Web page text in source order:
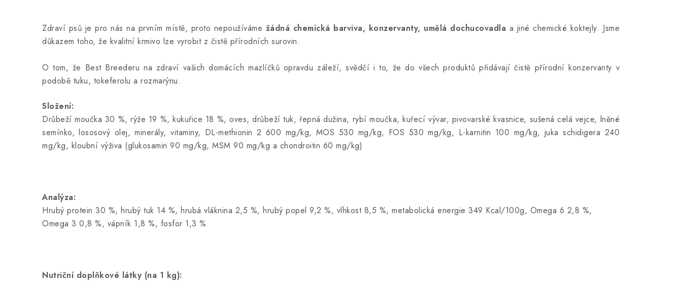
Zdraví psů je pro nás na prvním místě, proto nepoužíváme žádná chemická barviva, konzervanty, umělá dochucovadla a jiné chemické koktejly. Jsme
důkazem toho, že kvalitní krmivo lze vyrobit z čistě přírodních surovin.
O tom, že Best Breederu na zdraví vašich domácích mazlíčků opravdu záleží, svědčí i to, že do všech produktů přidávají čistě přírodní konzervanty v
podobě tuku, tokeferolu a rozmarýnu.
Složení:
Drůbeží moučka 30 %, rýže 19 %, kukuřice 18 %, oves, drůbeží tuk, řepná dužina, rybí moučka, kuřecí vývar, pivovarské kvasnice, sušená celá vejce, lněné
semínko, lososový olej, minerály, vitaminy, DL-methionin 2 600 mg/kg, MOS 530 mg/kg, FOS 530 mg/kg, L-karnitin 100 mg/kg, juka schidigera 240
mg/kg, kloubní výživa (glukosamin 90 mg/kg, MSM 90 mg/kg a chondroitin 60 mg/kg)
Analýza:
Hrubý protein 30 %, hrubý tuk 14 %, hrubá vláknina 2,5 %, hrubý popel 9,2 %, vlhkost 8,5 %, metabolická energie 349 Kcal/100g, Omega 6 2,8 %,
Omega 3 0,8 %, vápník 1,8 %, fosfor 1,3 %
Nutriční doplňkové látky (na 1 kg):